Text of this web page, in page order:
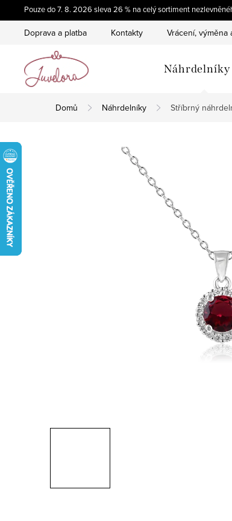
na
Pouze do 7. 8. 2026 sleva 26 % na celý sortiment
Doprava a platba Kontakty Vrácení, výměna
Náhrdelníky
Domů Náhrdelníky Stříbrný